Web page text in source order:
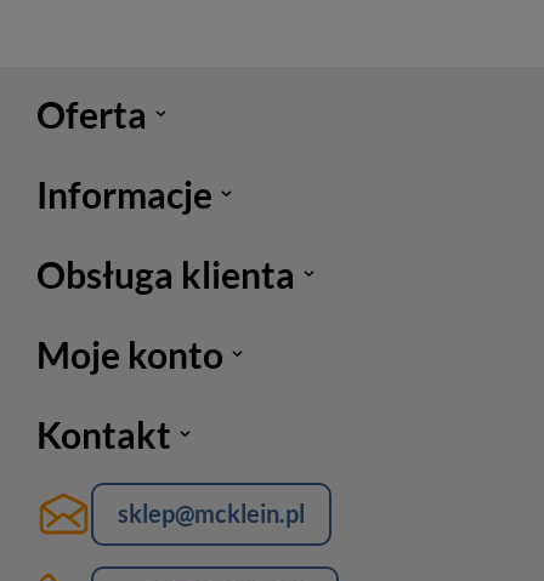
Oferta
Informacje
Obsługa klienta
Moje konto
Kontakt
sklep@mcklein.pl